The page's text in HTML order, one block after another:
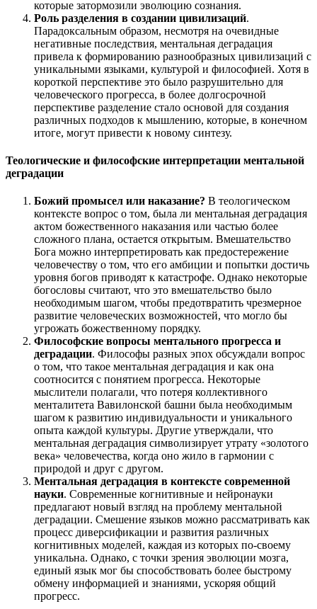
которые затормозили эволюцию сознания.
Роль разделения в создании цивилизаций.
Парадоксальным образом, несмотря на очевидные
негативные последствия, ментальная деградация
привела к формированию разнообразных цивилизаций с
уникальными языками, культурой и философией. Хотя в
короткой перспективе это было разрушительно для
человеческого прогресса, в более долгосрочной
перспективе разделение стало основой для создания
различных подходов к мышлению, которые, в конечном
итоге, могут привести к новому синтезу.
Теологические и философские интерпретации ментальной
деградации
Божий промысел или наказание? В теологическом
контексте вопрос о том, была ли ментальная деградация
актом божественного наказания или частью более
сложного плана, остается открытым. Вмешательство
Бога можно интерпретировать как предостережение
человечеству о том, что его амбиции и попытки достичь
уровня богов приводят к катастрофе. Однако некоторые
богословы считают, что это вмешательство было
необходимым шагом, чтобы предотвратить чрезмерное
развитие человеческих возможностей, что могло бы
угрожать божественному порядку.
Философские вопросы ментального прогресса и
деградации. Философы разных эпох обсуждали вопрос
о том, что такое ментальная деградация и как она
соотносится с понятием прогресса. Некоторые
мыслители полагали, что потеря коллективного
менталитета Вавилонской башни была необходимым
шагом к развитию индивидуальности и уникального
опыта каждой культуры. Другие утверждали, что
ментальная деградация символизирует утрату «золотого
века» человечества, когда оно жило в гармонии с
природой и друг с другом.
Ментальная деградация в контексте современной
науки. Современные когнитивные и нейронауки
предлагают новый взгляд на проблему ментальной
деградации. Смешение языков можно рассматривать как
процесс диверсификации и развития различных
когнитивных моделей, каждая из которых по-своему
уникальна. Однако, с точки зрения эволюции мозга,
единый язык мог бы способствовать более быстрому
обмену информацией и знаниями, ускоряя общий
прогресс.